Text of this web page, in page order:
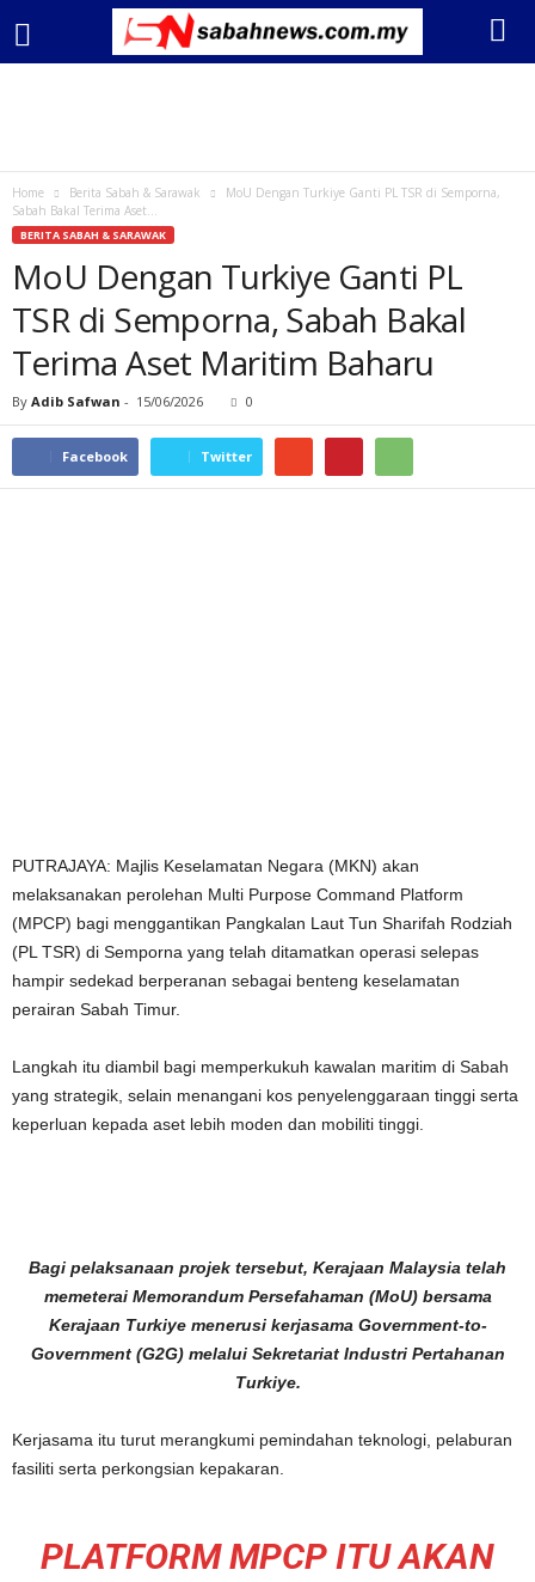
Home Berita Sabah & Sarawak
MoU Dengan Turkiye Ganti PL TSR di Semporna,
Sabah Bakal Terima Aset...
BERITA SABAH & SARAWAK
MoU Dengan Turkiye Ganti PL
TSR di Semporna, Sabah Bakal
Terima Aset Maritim Baharu
By Adib Safwan - 15/06/2026 0
Facebook Twitter
PUTRAJAYA: Majlis Keselamatan Negara (MKN) akan
melaksanakan perolehan Multi Purpose Command Platform
(MPCP) bagi menggantikan Pangkalan Laut Tun Sharifah Rodziah
(PL TSR) di Semporna yang telah ditamatkan operasi selepas
hampir sedekad berperanan sebagai benteng keselamatan
perairan Sabah Timur.
Langkah itu diambil bagi memperkukuh kawalan maritim di Sabah
yang strategik, selain menangani kos penyelenggaraan tinggi serta
keperluan kepada aset lebih moden dan mobiliti tinggi.
Bagi pelaksanaan projek tersebut, Kerajaan Malaysia telah
memeterai Memorandum Persefahaman (MoU) bersama
Kerajaan Turkiye menerusi kerjasama Government-to-
Government (G2G) melalui Sekretariat Industri Pertahanan
Turkiye.
Kerjasama itu turut merangkumi pemindahan teknologi, pelaburan
fasiliti serta perkongsian kepakaran.
PLATFORM MPCP ITU AKAN